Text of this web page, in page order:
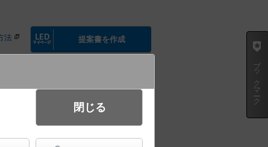
法 提案書を作成
メタリックセード・連結端
別売） SmartArchi（スマー
ブックマーク
閉じる